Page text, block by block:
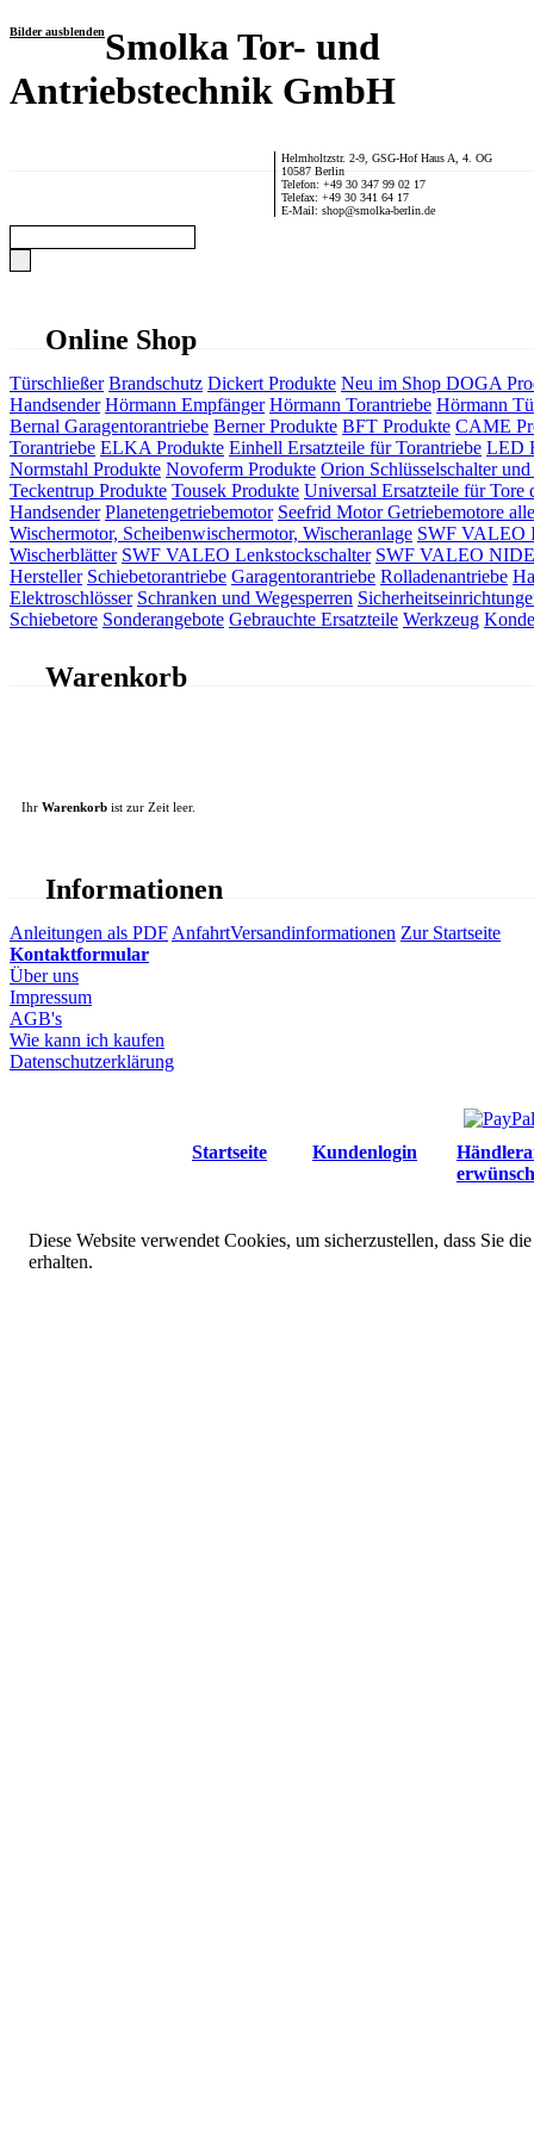
Bilder ausblendenSmolka Tor- und
Antriebstechnik GmbH
Helmholtzstr. 2-9, GSG-Hof Haus A, 4. OG
10587 Berlin
Telefon: +49 30 347 99 02 17
Telefax: +49 30 341 64 17
E-Mail: shop@smolka-berlin.de
Online Shop
Türschließer Brandschutz Dickert Produkte Neu im Shop DOGA
Handsender Hörmann Empfänger Hörmann Torantriebe Hörmann
Bernal Garagentorantriebe Berner Produkte BFT Produkte CAME
Torantriebe ELKA Produkte Einhell Ersatzteile für Torantriebe LED
Normstahl Produkte Novoferm Produkte Orion Schlüsselschalter und
Teckentrup Produkte Tousek Produkte Universal Ersatzteile für Tore
Handsender Planetengetriebemotor Seefrid Motor Getriebemotore
Wischermotor, Scheibenwischermotor, Wischeranlage SWF VALEO
Wischerblätter SWF VALEO Lenkstockschalter SWF VALEO
Hersteller Schiebetorantriebe Garagentorantriebe Rolladenantriebe
Elektroschlösser Schranken und Wegesperren
Schiebetore Sonderangebote Gebrauchte Ersatzteile Werkzeug
Warenkorb
Ihr Warenkorb ist zur Zeit leer.
Informationen
Anleitungen als PDF AnfahrtVersandinformationen Zur Startseite
Kontaktformular
Über uns
Impressum
AGB's
Wie kann ich kaufen
Datenschutzerklärung
Startseite Kundenlogin
Diese Website verwendet Cookies, um sicherzustellen, dass Sie
erhalten.